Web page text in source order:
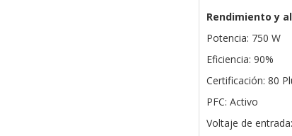
Rendimiento y
Potencia: 750 W
Eficiencia: 90%
Certificación: 80
PFC: Activo
Voltaje de